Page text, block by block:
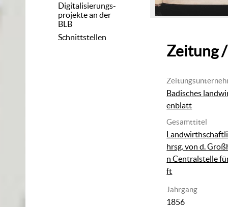
Digitalisierungs-
projekte an der
BLB
Schnittstellen
Zeitung
Badisches
enblatt
Gesamttitel
hrsg. von d.
n Centralstelle
ft
Jahrgang
1856